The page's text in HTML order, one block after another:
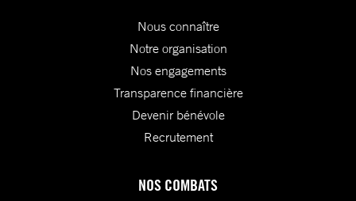
Nous connaître
Notre organisation
Nos engagements
Transparence financière
Devenir bénévole
Recrutement
NOS COMBATS